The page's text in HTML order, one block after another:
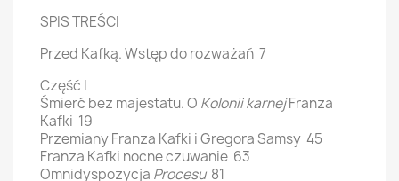
SPIS TREŚCI
Przed Kafką. Wstęp do rozważań 7
Część I
Śmierć bez majestatu. O Kolonii karnejFranza
Kafki 19
Przemiany Franza Kafki i Gregora Samsy 45
Franza Kafki nocne czuwanie 63
Omnidyspozycja Procesu81